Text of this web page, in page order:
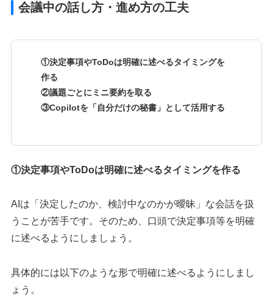
会議中の話し方・進め方の工夫
①決定事項やToDoは明確に述べるタイミングを
作る
②議題ごとにミニ要約を取る
③Copilotを「自分だけの秘書」として活用する
①決定事項やToDoは明確に述べるタイミングを作る
AIは「決定したのか、検討中なのかが曖昧」な会話を扱
うことが苦手です。そのため、口頭で決定事項等を明確
に述べるようにしましょう。
具体的には以下のような形で明確に述べるようにしまし
ょう。